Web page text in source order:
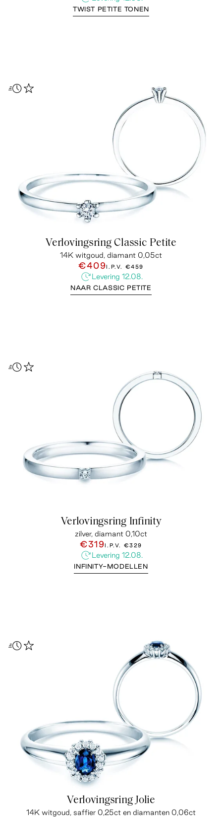
TWIST PETITE TONEN
Verlovingsring Classic Petite
14K witgoud, diamant 0,05ct
€409I.P.V. €459
Levering 12.08.
NAAR CLASSIC PETITE
Verlovingsring Infinity
zilver, diamant 0,10ct
€319I.P.V. €329
Levering 12.08.
INFINITY-MODELLEN
Verlovingsring Jolie
14K witgoud, saffier 0,25ct en diamanten 0,06ct